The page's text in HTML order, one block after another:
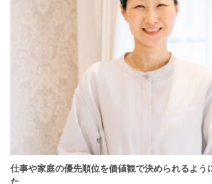
仕事や家庭の優先順位を価値観で決められるよう
た